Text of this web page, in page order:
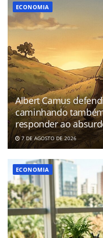
ECONOMIA
Albert Camus
caminhando
responder ao
7 DE AGOSTO DE 2026
ECONOMIA